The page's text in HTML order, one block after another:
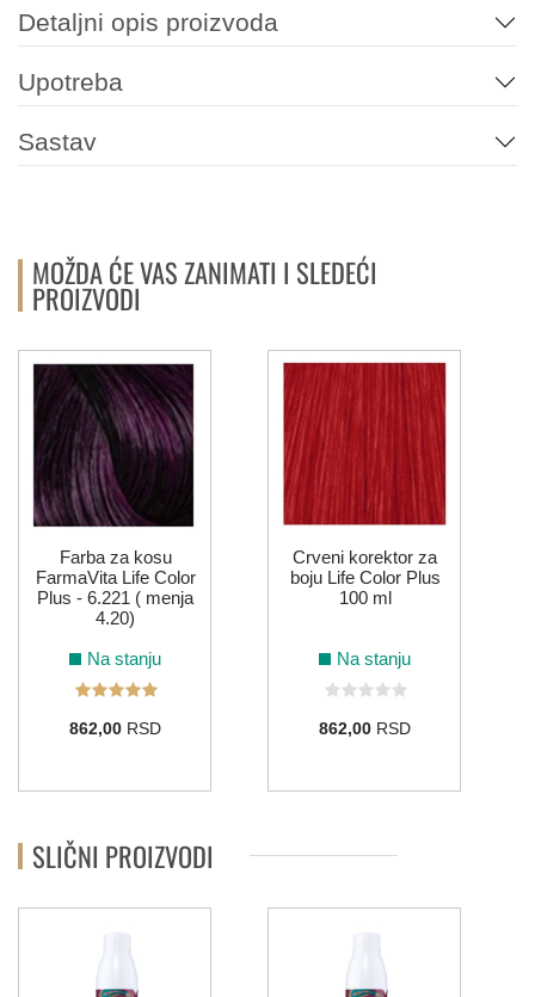
Detaljni opis proizvoda
Upotreba
Sastav
MOŽDA ĆE VAS ZANIMATI I SLEDEĆI
PROIZVODI
Farba za kosu
FarmaVita Life Color
Plus - 6.221 ( menja
4.20)
Na stanju
862,00RSD
Crveni korektor za
boju Life Color Plus
100 ml
Na stanju
862,00RSD
SLIČNI PROIZVODI